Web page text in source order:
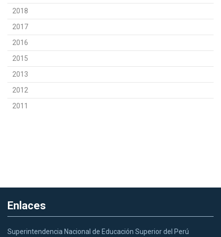
2018
2017
2016
2015
2013
2012
2011
Enlaces
Superintendencia Nacional de Educación Superior del Perú